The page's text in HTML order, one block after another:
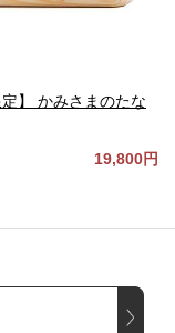
定】 かみさまのたな
19,800円